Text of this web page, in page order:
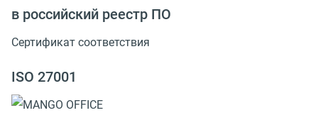
в российский реестр ПО
Сертификат соответствия
ISO 27001